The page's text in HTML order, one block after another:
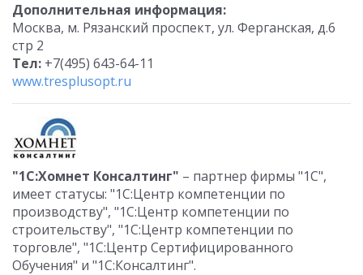
Дополнительная информация:
Москва, м. Рязанский проспект, ул. Ферганская, д.6
стр 2
Тел: +7(495) 643-64-11
www.tresplusopt.ru
"1С:Хомнет Консалтинг" – партнер фирмы "1С",
имеет статусы: "1С:Центр компетенции по
производству", "1С:Центр компетенции по
строительству", "1С:Центр компетенции по
торговле", "1С:Центр Сертифицированного
Обучения" и "1С:Консалтинг".